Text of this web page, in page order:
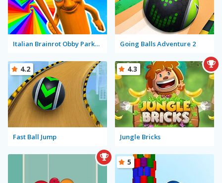
Italian Brainrot Obby Parkour Going Balls Adventure 2
Fast Ball Jump
4.2
Jungle Bricks
4.3
5